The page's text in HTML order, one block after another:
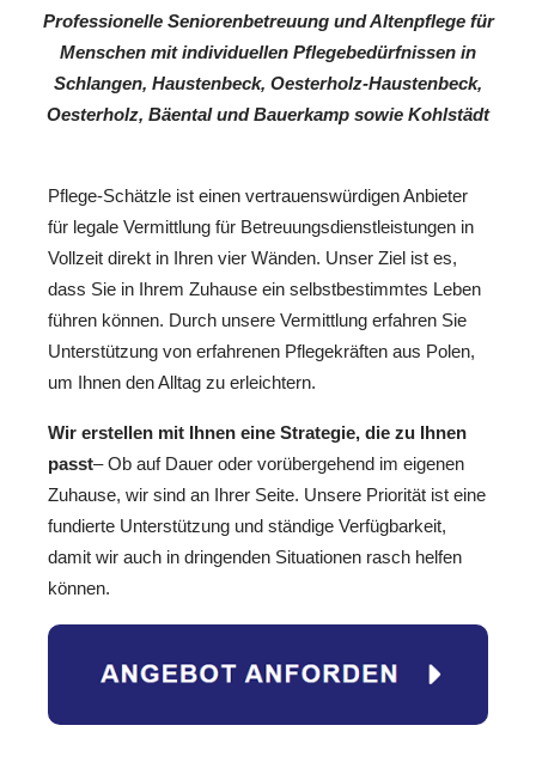
Professionelle Seniorenbetreuung und Altenpflege für
Menschen mit individuellen Pflegebedürfnissen in
Schlangen, Haustenbeck, Oesterholz-Haustenbeck,
Oesterholz, Bäental und Bauerkamp sowie Kohlstädt
Pflege-Schätzle ist einen vertrauenswürdigen Anbieter
für legale Vermittlung für Betreuungsdienstleistungen in
Vollzeit direkt in Ihren vier Wänden. Unser Ziel ist es,
dass Sie in Ihrem Zuhause ein selbstbestimmtes Leben
führen können. Durch unsere Vermittlung erfahren Sie
Unterstützung von erfahrenen Pflegekräften aus Polen,
um Ihnen den Alltag zu erleichtern.
Wir erstellen mit Ihnen eine Strategie, die zu Ihnen
passt– Ob auf Dauer oder vorübergehend im eigenen
Zuhause, wir sind an Ihrer Seite. Unsere Priorität ist eine
fundierte Unterstützung und ständige Verfügbarkeit,
damit wir auch in dringenden Situationen rasch helfen
können.